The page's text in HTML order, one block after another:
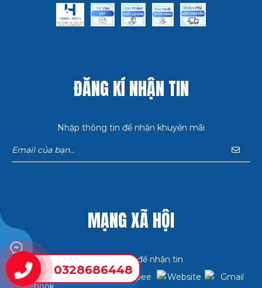
ĐĂNG KÍ NHẬN TIN
Nhập thông tin để nhận khuyến mãi
MẠNG XÃ HỘI
Bấm theo dõi để nhận tin
0328686448